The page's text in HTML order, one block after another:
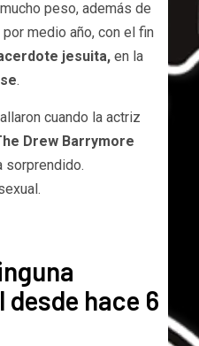
peso, además de
medio año, con el fin
jesuita, en la
.
cuando la actriz
Drew Barrymore
sorprendido.
hace 6